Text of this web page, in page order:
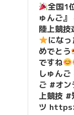
全国1
ゅんご
陸上競技
にな
めでとう
ですね
しゅん
ご #オ
上競技 #
ツ